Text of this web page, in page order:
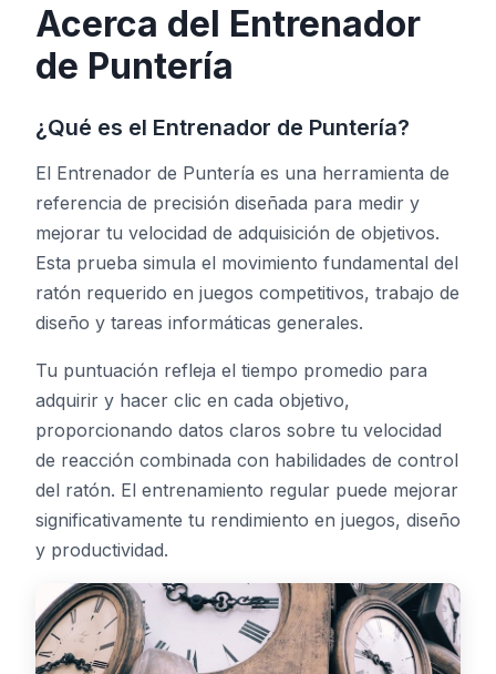
Prueba de Tono
Seguimiento de Objetos
Hand-Eye Coordination
FPS Reaction
Clasificación
Artículos
Tablero
🇪🇸ES
Acerca del Entrenador
de Puntería
¿Qué es el Entrenador de Puntería?
El Entrenador de Puntería es una herramienta de
referencia de precisión diseñada para medir y
mejorar tu velocidad de adquisición de objetivos.
Esta prueba simula el movimiento fundamental del
ratón requerido en juegos competitivos, trabajo de
diseño y tareas informáticas generales.
Tu puntuación refleja el tiempo promedio para
adquirir y hacer clic en cada objetivo,
proporcionando datos claros sobre tu velocidad
de reacción combinada con habilidades de control
del ratón. El entrenamiento regular puede mejorar
significativamente tu rendimiento en juegos, diseño
y productividad.